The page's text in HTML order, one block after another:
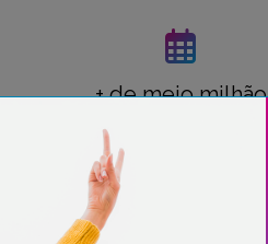
+ de meio milhão